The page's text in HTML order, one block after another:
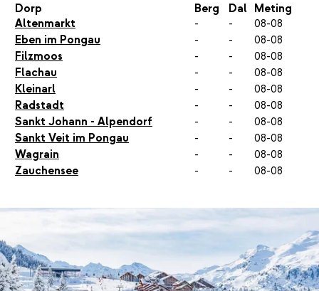
Dorp Berg Dal Meting
Altenmarkt
- -
08-08
Eben im Pongau
- -
08-08
Filzmoos
- -
08-08
Flachau
- -
08-08
Kleinarl
- -
08-08
Radstadt
- -
08-08
Sankt Johann - Alpendorf
- -
08-08
Sankt Veit im Pongau
- -
08-08
Wagrain
- -
08-08
Zauchensee
- - 08-08